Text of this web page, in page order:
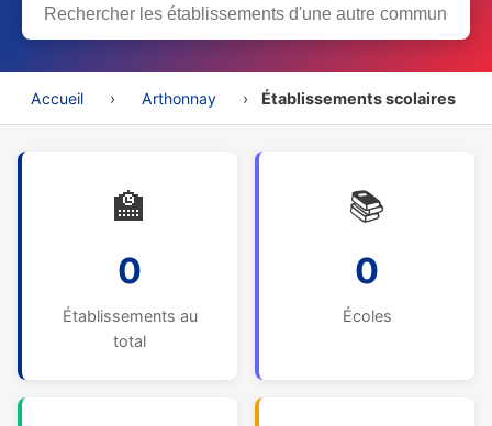
Accueil › Arthonnay › Établissements scolaires
🏫
0
Établissements au
total
📚
0
Écoles